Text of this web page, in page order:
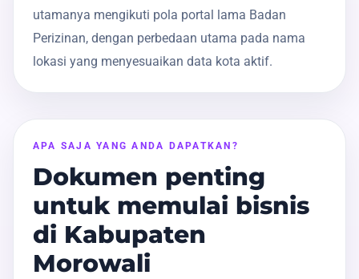
utamanya mengikuti pola portal lama Badan
Perizinan, dengan perbedaan utama pada nama
lokasi yang menyesuaikan data kota aktif.
APA SAJA YANG ANDA DAPATKAN?
Dokumen penting
untuk memulai bisnis
di Kabupaten
Morowali